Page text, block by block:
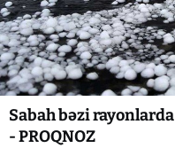
Sabah bəzi
- PROQNOZ